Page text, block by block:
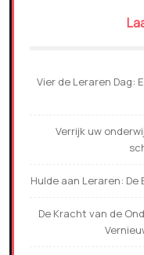
Vier de Leraren Dag:
Verrijk uw
Hulde aan Leraren:
De Kracht van de